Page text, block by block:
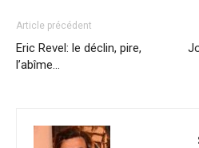
Article précédent
Eric Revel: le déclin, pire,
l’abîme…